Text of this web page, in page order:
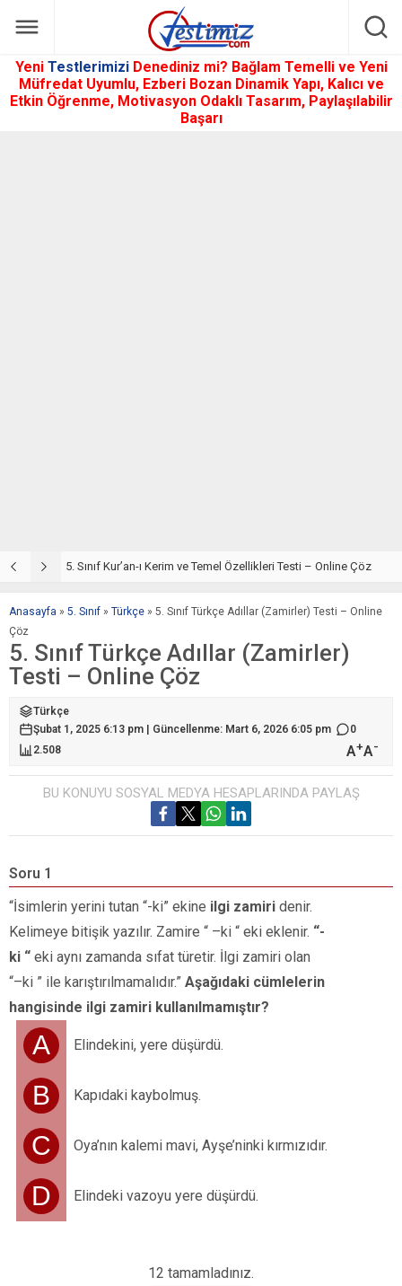
Yeni Testlerimizi Denediniz mi? Bağlam Temelli ve Yeni
Müfredat Uyumlu, Ezberi Bozan Dinamik Yapı, Kalıcı ve
Etkin Öğrenme, Motivasyon Odaklı Tasarım, Paylaşılabilir
Başarı
5. Sınıf Kur’an-ı Kerim ve Temel Özellikleri Testi – Online Çöz
Anasayfa » 5. Sınıf » Türkçe » 5. Sınıf Türkçe Adıllar (Zamirler) Testi – Online
Çöz
5. Sınıf Türkçe Adıllar (Zamirler)
Testi – Online Çöz
Türkçe
Şubat 1, 2025 6:13 pm | Güncellenme: Mart 6, 2026 6:05 pm
0
2.508
A+A-
BU KONUYU SOSYAL MEDYA HESAPLARINDA PAYLAŞ
Soru 1
“İsimlerin yerini tutan “-ki” ekine ilgi zamiri denir.
Kelimeye bitişik yazılır. Zamire “ –ki “ eki eklenir. “-
ki “ eki aynı zamanda sıfat türetir. İlgi zamiri olan
“–ki ” ile karıştırılmamalıdır.” Aşağıdaki cümlelerin
hangisinde ilgi zamiri kullanılmamıştır?
A Elindekini, yere düşürdü.
B Kapıdaki kaybolmuş.
C Oya’nın kalemi mavi, Ayşe’ninki kırmızıdır.
D Elindeki vazoyu yere düşürdü.
12 tamamladınız.